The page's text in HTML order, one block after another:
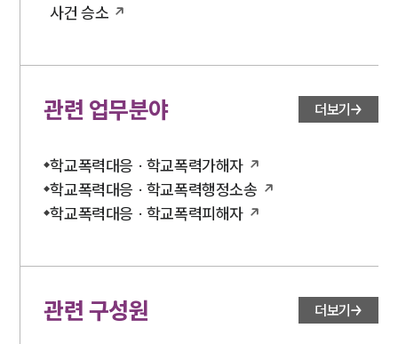
사건 승소
관련 업무분야 더보기
학교폭력대응 · 학교폭력가해자
학교폭력대응 · 학교폭력행정소송
학교폭력대응 · 학교폭력피해자
관련 구성원 더보기